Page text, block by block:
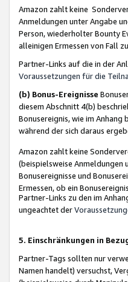
Amazon zahlt keine
Anmeldungen unter Angabe
Person, wiederholter Bounty
alleinigen Ermessen von Fall
Partner-Links auf die in der
Voraussetzungen für die
(b) Bonus-Ereignisse
diesem Abschnitt 4(b)
Bonusereignis, wie im
während der sich daraus
Amazon zahlt keine
(beispielsweise
Bonusereignisse und
Ermessen, ob ein
Partner-Links zu den im
ungeachtet der
5. Einschränkungen in
Partner-Tags sollten nur
Namen handelt) versuchst,